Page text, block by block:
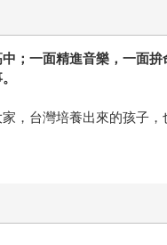
；一面精進音樂，一面
，台灣培養出來的孩子